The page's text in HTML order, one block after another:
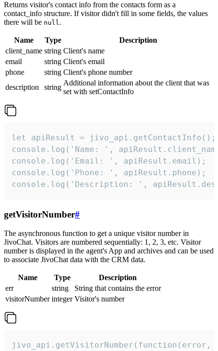
Returns visitor's contact info from the contacts form as a
contact_info structure. If visitor didn't fill in some fields, the values
there will be null.
Name Type
Description
client_name string Client's name
email
string Client's email
phone
string Client's phone number
description
string
Additional information about the client that was
set with setContactInfo
let apiResult = jivo_api.getContactInfo();
console.log('Name: ',
console.log('Email: ', apiResult.email);
console.log('Phone: ', apiResult.phone);
console.log('Description: ',
getVisitorNumber#
The asynchronous function to get a unique visitor number in
JivoChat. Visitors are numbered sequentially: 1, 2, 3, etc. Visitor
number is displayed in the agent's App and archives and can be used
to associate JivoChat data with the CRM data.
Name Type
Description
err
string
String that contains the error
visitorNumber integer Visitor's number
jivo_api.getVisitorNumber(function(error,